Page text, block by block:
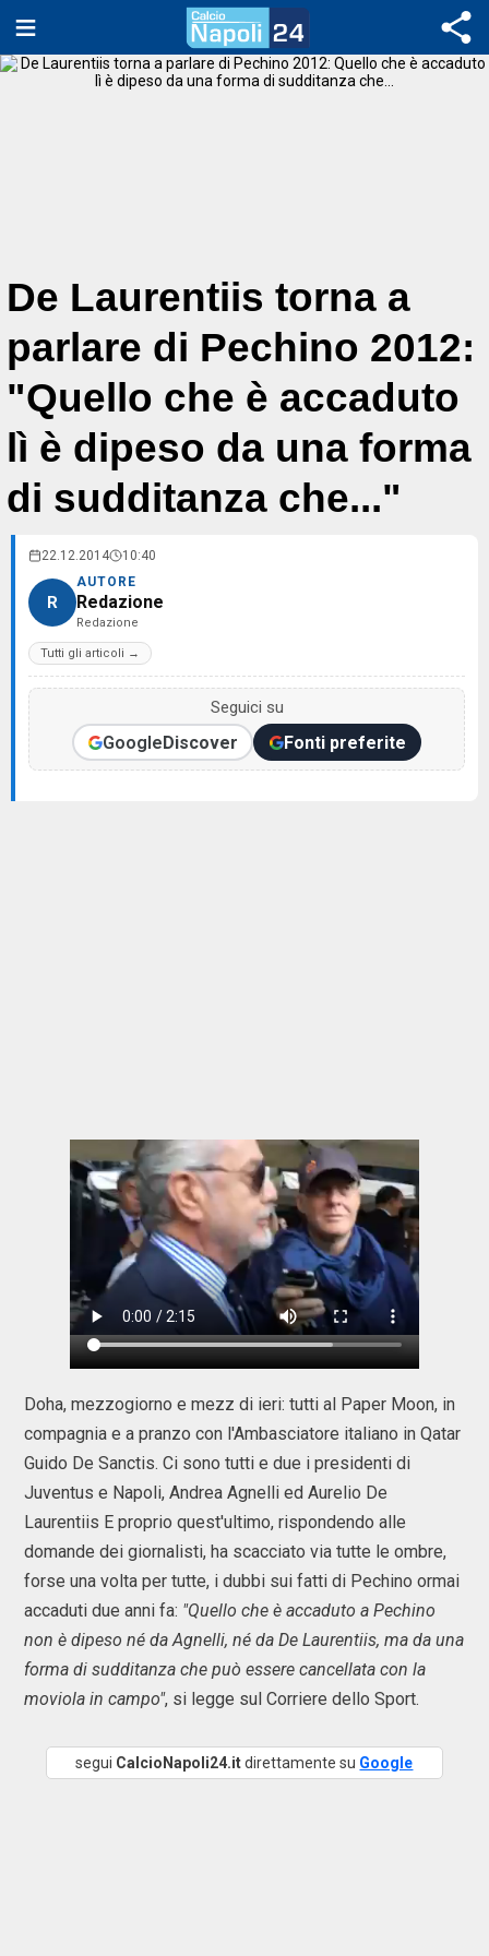
De Laurentiis torna a
parlare di Pechino 2012:
"Quello che è accaduto
lì è dipeso da una forma
di sudditanza che..."
22.12.2014 10:40
R
AUTORE
Redazione
Redazione
Tutti gli articoli →
Seguici su
GoogleDiscover Fonti preferite
Doha, mezzogiorno e mezz di ieri: tutti al Paper Moon, in
compagnia e a pranzo con l'Ambasciatore italiano in Qatar
Guido De Sanctis. Ci sono tutti e due i presidenti di
Juventus e Napoli, Andrea Agnelli ed Aurelio De
Laurentiis E proprio quest'ultimo, rispondendo alle
domande dei giornalisti, ha scacciato via tutte le ombre,
forse una volta per tutte, i dubbi sui fatti di Pechino ormai
accaduti due anni fa: "Quello che è accaduto a Pechino
non è dipeso né da Agnelli, né da De Laurentiis, ma da una
forma di sudditanza che può essere cancellata con la
moviola in campo", si legge sul Corriere dello Sport.
segui CalcioNapoli24.itdirettamente su Google